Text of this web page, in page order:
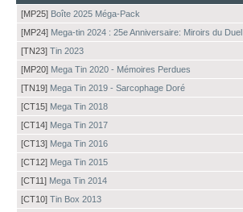
[MP25] Boîte 2025 Méga-Pack
[MP24] Mega-tin 2024 : 25e Anniversaire: Miroirs du Duel
[TN23] Tin 2023
[MP20] Mega Tin 2020 - Mémoires Perdues
[TN19] Mega Tin 2019 - Sarcophage Doré
[CT15] Mega Tin 2018
[CT14] Mega Tin 2017
[CT13] Mega Tin 2016
[CT12] Mega Tin 2015
[CT11] Mega Tin 2014
[CT10] Tin Box 2013